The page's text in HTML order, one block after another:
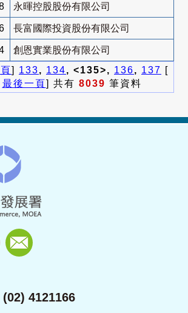
永暉控股股份有限公司
長富國際投資股份有限公司
創恩實業股份有限公司
] 133, 134, <135>, 136, 137 [
最後一頁] 共有 8039 筆資料
4121166